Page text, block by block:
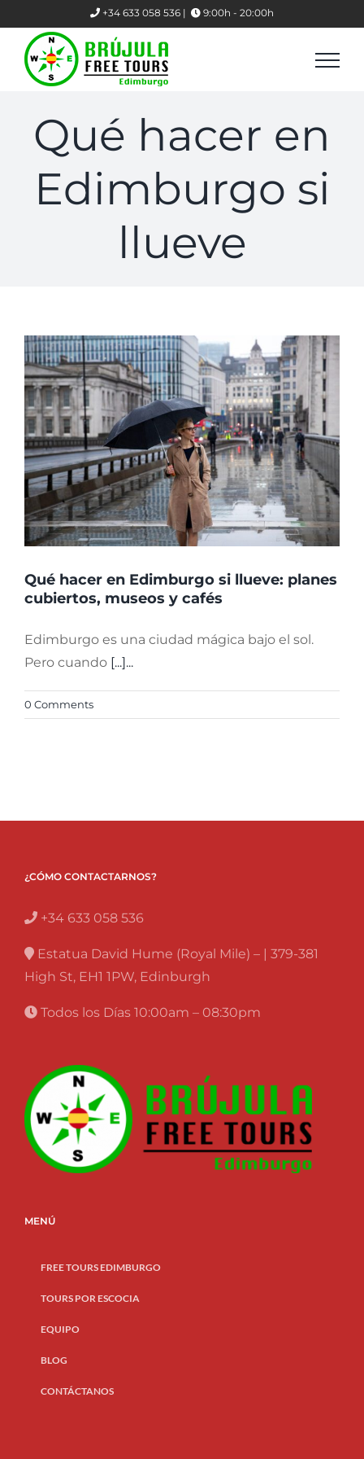
to
content
+34 633 058 536 | 9:00h - 20:00h
Qué hacer en
Edimburgo si
llueve
Qué hacer en Edimburgo si llueve: planes
cubiertos, museos y cafés
Edimburgo es una ciudad mágica bajo el sol.
Pero cuando [...]...
0 Comments
¿CÓMO CONTACTARNOS?
+34 633 058 536
Estatua David Hume (Royal Mile) – | 379-381
High St, EH1 1PW, Edinburgh
Todos los Días 10:00am – 08:30pm
MENÚ
FREE TOURS EDIMBURGO
TOURS POR ESCOCIA
EQUIPO
BLOG
CONTÁCTANOS